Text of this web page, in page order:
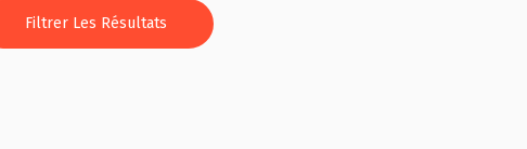
Filtrer Les Résultats